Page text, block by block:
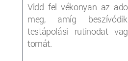
Vidd fel vékonyan az
meg, amíg
testápolási rutinodat
tornát.